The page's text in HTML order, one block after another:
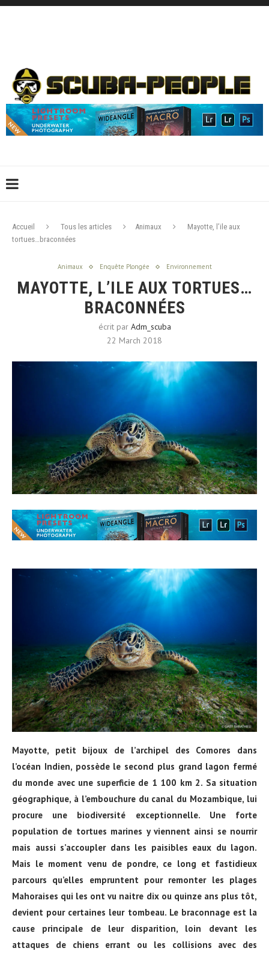
Accueil Tous les articles Animaux
Mayotte, l’ile aux
tortues…braconnées
Animaux Enquête Plongée Environnement
MAYOTTE, L’ILE AUX TORTUES…
BRACONNÉES
écrit par Adm_scuba
22 March 2018
Mayotte, petit bijoux de l’archipel des Comores dans
l’océan Indien, possède le second plus grand lagon fermé
du monde avec une superficie de 1 100 km 2. Sa situation
géographique, à l’embouchure du canal du Mozambique, lui
procure une biodiversité exceptionnelle. Une forte
population de tortues marines y viennent ainsi se nourrir
mais aussi s’accoupler dans les paisibles eaux du lagon.
Mais le moment venu de pondre, ce long et fastidieux
parcours qu’elles empruntent pour remonter les plages
Mahoraises qui les ont vu naitre dix ou quinze ans plus tôt,
devient pour certaines leur tombeau. Le braconnage est la
cause principale de leur disparition, loin devant les
attaques de chiens errant ou les collisions avec des